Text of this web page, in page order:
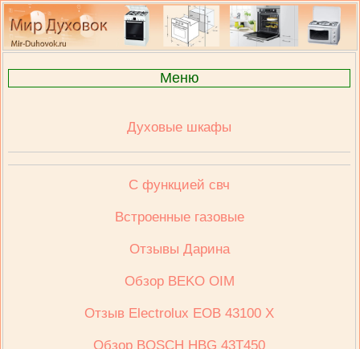
Меню
Духовые шкафы
С функцией свч
Встроенные газовые
Отзывы Дарина
Обзор BEKO OIM
Отзыв Electrolux ЕОВ 43100 Х
Обзор BOSCH HBG 43T450